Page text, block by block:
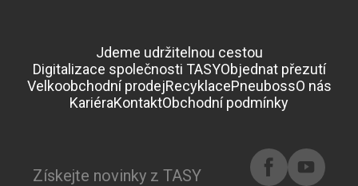
Jdeme udržitelnou cestou
Digitalizace společnosti TASYObjednat přezutí
Velkoobchodní prodejRecyklacePneubossO nás
KariéraKontaktObchodní podmínky
Získejte novinky z TASY